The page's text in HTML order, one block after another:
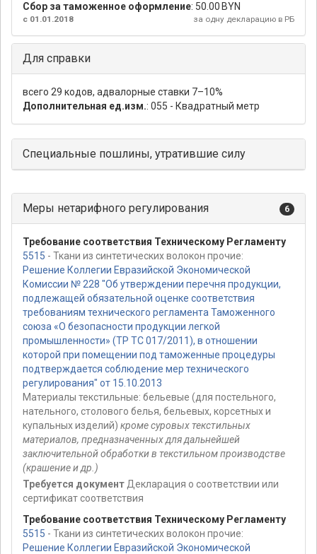
Сбор за таможенное оформление: 50.00 BYN
за одну декларацию в РБ
с 01.01.2018
Для справки
всего 29 кодов, адвалорные ставки 7–10%
Дополнительная ед.изм.: 055 - Квадратный метр
Специальные пошлины, утратившие силу
Меры нетарифного регулирования 6
Требование соответствия Техническому Регламенту
5515 - Ткани из синтетических волокон прочие:
Решение Коллегии Евразийской Экономической
Комиссии № 228 "Об утверждении перечня продукции,
подлежащей обязательной оценке соответствия
требованиям технического регламента Таможенного
союза «О безопасности продукции легкой
промышленности» (ТР ТС 017/2011), в отношении
которой при помещении под таможенные процедуры
подтверждается соблюдение мер технического
регулирования" от 15.10.2013
Материалы текстильные: бельевые (для постельного,
нательного, столового белья, бельевых, корсетных и
купальных изделий) кроме суровых текстильных
материалов, предназначенных для дальнейшей
заключительной обработки в текстильном производстве
(крашение и др.)
Требуется документ Декларация о соответствии или
сертификат соответствия
Требование соответствия Техническому Регламенту
5515 - Ткани из синтетических волокон прочие:
Решение Коллегии Евразийской Экономической